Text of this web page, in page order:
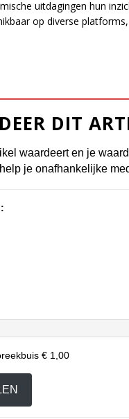
uitdagingen hun
op diverse
DIT
waardeert en je
je onafhankelijke
€ 1,00